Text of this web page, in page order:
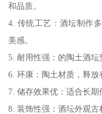
和品质。
4. 传统工艺：酒坛制作
美感。
5. 耐用性强：的陶土酒坛
6. 环康：陶土材质，释放
7. 储存效果优：适合长期
8. 装饰性强：酒坛外观古